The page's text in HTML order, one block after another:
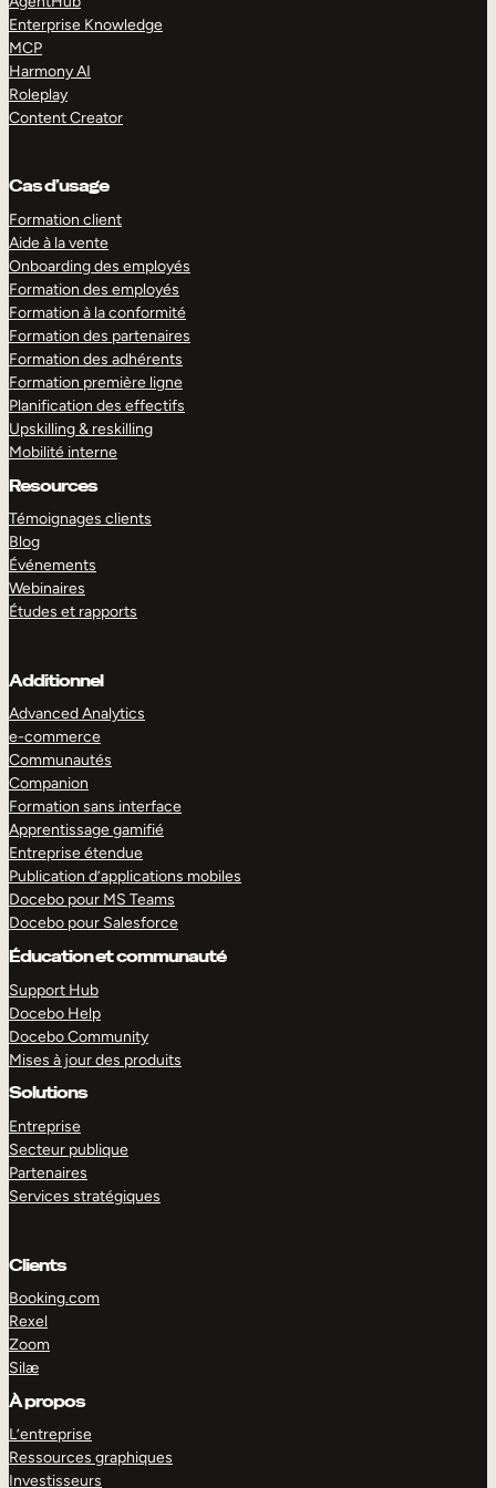
Enterprise Knowledge
MCP
Harmony AI
Roleplay
Content Creator
Cas d’usage
Formation client
Aide à la vente
Onboarding des employés
Formation des employés
Formation à la conformité
Formation des partenaires
Formation des adhérents
Formation première ligne
Planification des effectifs
Upskilling & reskilling
Mobilité interne
Resources
Témoignages clients
Blog
Événements
Webinaires
Études et rapports
Additionnel
Advanced Analytics
e-commerce
Communautés
Companion
Formation sans interface
Apprentissage gamifié
Entreprise étendue
Publication d’applications mobiles
Docebo pour MS Teams
Docebo pour Salesforce
Éducation et communauté
Support Hub
Docebo Help
Docebo Community
Mises à jour des produits
Solutions
Entreprise
Secteur publique
Partenaires
Services stratégiques
Clients
Booking.com
Rexel
Zoom
Silæ
À propos
L’entreprise
Ressources graphiques
Investisseurs